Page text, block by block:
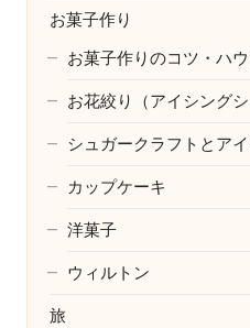
お菓子作り
お菓子作りのコツ・ハ
お花絞り（アイシングシ
シュガークラフトとア
カップケーキ
洋菓子
ウィルトン
旅